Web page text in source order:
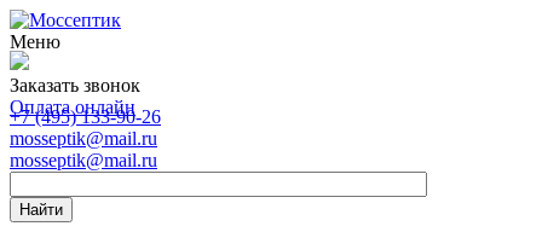
Меню
Заказать звонок
Оплата онлайн
+7 (495) 133-90-26
mosseptik@mail.ru
mosseptik@mail.ru
Найти